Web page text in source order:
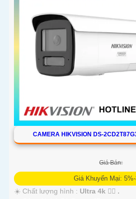
CAMERA HIKVISION DS-
Giá Bán:
Giá Khuyến Mại:
☀️ Chất lượng hình : Ultra 4k 👍🏾 .